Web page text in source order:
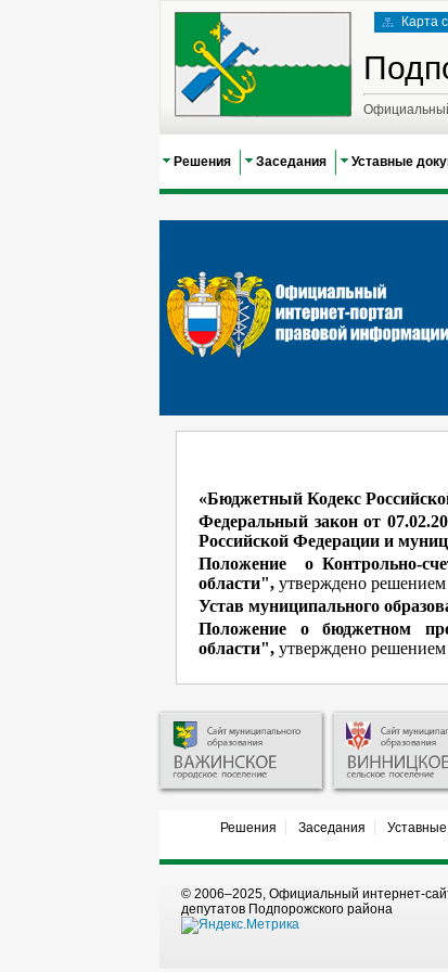
Карта
Решения Заседания Уставные
«Бюджетный Кодекс
Федеральный закон от
Российской Федерации и
Положение о Контрольно-
области", утверждено
Устав муниципального
Положение о бюджетном
области", утверждено
Решения Заседания
© 2006–2025, Официальный интернет-
депутатов Подпорожского района